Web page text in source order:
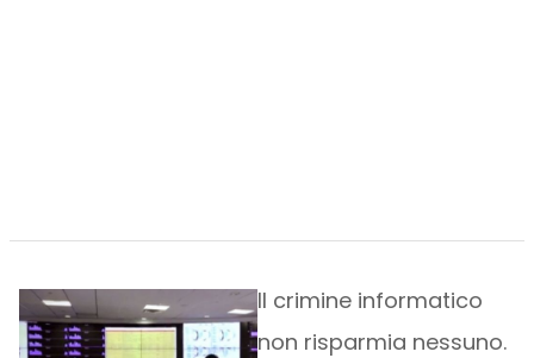
Il crimine informatico
non risparmia nessuno.